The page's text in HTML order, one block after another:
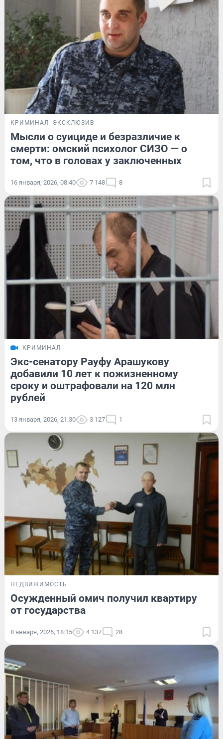
КРИМИНАЛ ЭКСКЛЮЗИВ
Мысли о суициде и безразличие к
смерти: омский психолог СИЗО — о
том, что в головах у заключенных
16 января, 2026, 08:40 7 148 8
КРИМИНАЛ
Экс-сенатору Рауфу Арашукову
добавили 10 лет к пожизненному
сроку и оштрафовали на 120 млн
рублей
13 января, 2026, 21:30 3 127 1
НЕДВИЖИМОСТЬ
Осужденный омич получил квартиру
от государства
8 января, 2026, 18:15 4 137 28